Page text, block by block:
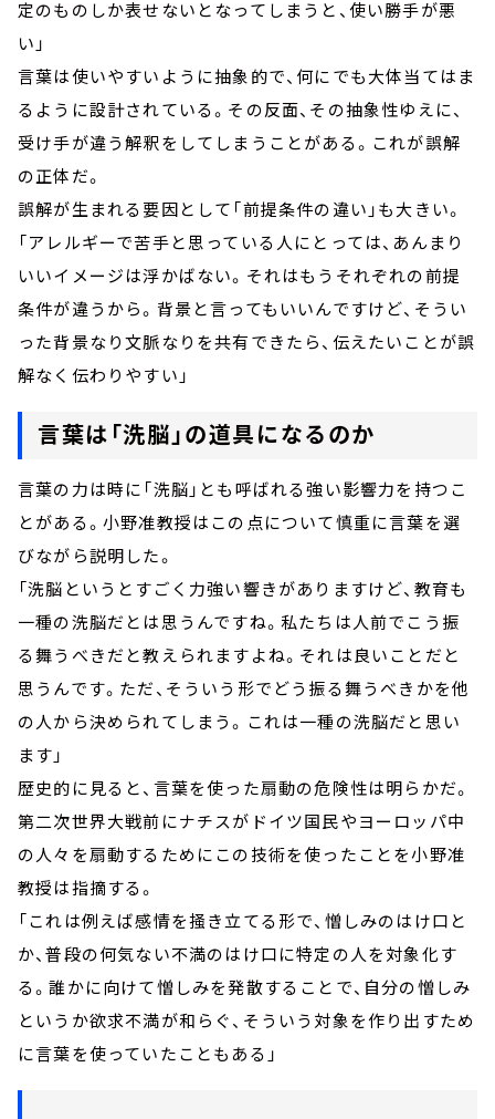
定のものしか表せないとなってしまうと、使い勝手が悪
い」
言葉は使いやすいように抽象的で、何にでも大体当てはま
るように設計されている。その反面、その抽象性ゆえに、
受け手が違う解釈をしてしまうことがある。これが誤解
の正体だ。
誤解が生まれる要因として「前提条件の違い」も大きい。
「アレルギーで苦手と思っている人にとっては、あんまり
いいイメージは浮かばない。それはもうそれぞれの前提
条件が違うから。背景と言ってもいいんですけど、そうい
った背景なり文脈なりを共有できたら、伝えたいことが誤
解なく伝わりやすい」
言葉は「洗脳」の道具になるのか
言葉の力は時に「洗脳」とも呼ばれる強い影響力を持つこ
とがある。小野准教授はこの点について慎重に言葉を選
びながら説明した。
「洗脳というとすごく力強い響きがありますけど、教育も
一種の洗脳だとは思うんですね。私たちは人前でこう振
る舞うべきだと教えられますよね。それは良いことだと
思うんです。ただ、そういう形でどう振る舞うべきかを他
の人から決められてしまう。これは一種の洗脳だと思い
ます」
歴史的に見ると、言葉を使った扇動の危険性は明らかだ。
第二次世界大戦前にナチスがドイツ国民やヨーロッパ中
の人々を扇動するためにこの技術を使ったことを小野准
教授は指摘する。
「これは例えば感情を掻き立てる形で、憎しみのはけ口と
か、普段の何気ない不満のはけ口に特定の人を対象化す
る。誰かに向けて憎しみを発散することで、自分の憎しみ
というか欲求不満が和らぐ、そういう対象を作り出すため
に言葉を使っていたこともある」